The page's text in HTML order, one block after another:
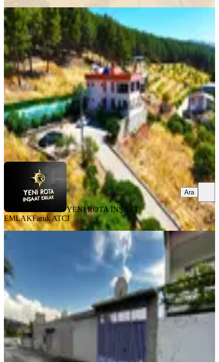
MANZARALI
Yeni Rota Emlaktan Müstakil Tapulu
Bağ Evi Ve Arsası
Dulkadiroğlu, Pınarbaşı Mahallesi
3+1·160 m²·31.07.2026
12.500.000 ₺
YENİ ROTA İNŞAAT EMLAKFaruk ATCI
Ara
YENİ ROTA İNŞAAT
EMLAKFaruk ATCI
Ara
BALKONLU
Yeni Rota'dan Yavuz Selim Mh.
Satılık Tek Katlı Müstakil Ev
Dulkadiroğlu, Yavuz Selim Mahallesi
31.07.2026
3.700.000 ₺
YENİ ROTA İNŞAAT EMLAK